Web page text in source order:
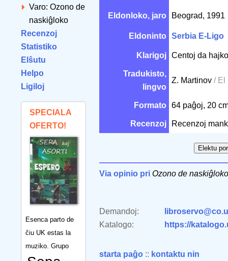
Varo: Ozono de
naskiĝloko
Recenzoj
Statistiko
Elŝutu
Helpo
Ligiloj
SPECIALA
OFERTO!
Esenca parto de
ĉiu UK estas la
muziko. Grupo
Eldonloko, jaro Beograd, 1991
Eldoninto Serbia E-Ligo
Klarigoj Centoj da
Tradukisto,
lingvo
Z. Martinov / El
Formato 64 paĝoj, 20
Recenzoj Recenzoj
Via opinio pri Ozono de naskiĝloko
Demandoj:
Katalogo:
https://
starta paĝo :: kontaktu nin